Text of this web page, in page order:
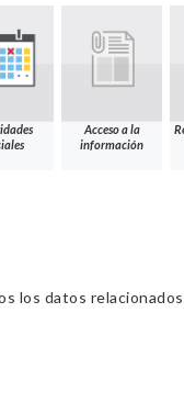
Acceso a la
información
los datos